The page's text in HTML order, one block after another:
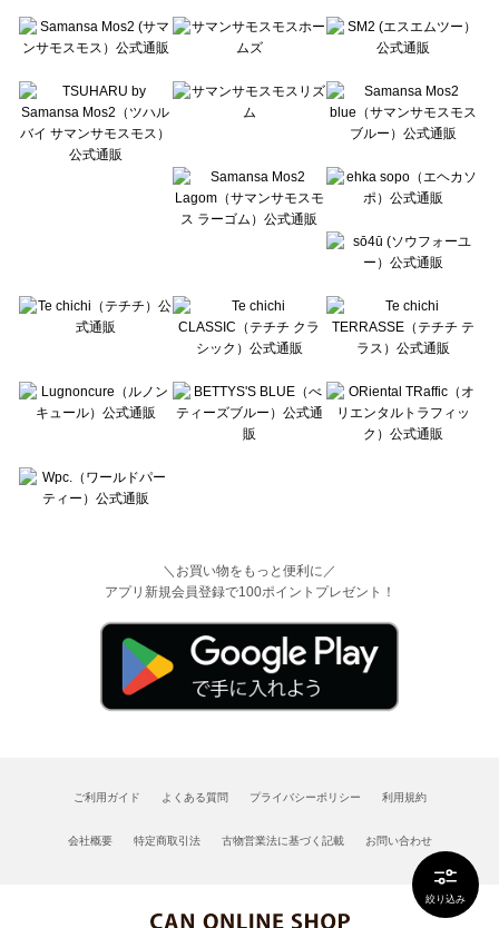
絞り込み
Te chichi（テチチ）の一覧
Te chichi CLASSIC（テチチ クラシック）の一覧
Lugnoncure（ルノンキュール）の一覧
BETTY'S BLUE（べティーズブルー）の一覧
Wpc.（ワールドパーティー）の一覧
＼お買い物をもっと便利に／
アプリ新規会員登録で100ポイントプレゼント！
ご利用ガイド よくある質問 プライバシーポリシー 利用規約
会社概要 特定商取引法 古物営業法に基づく記載 お問い合わせ